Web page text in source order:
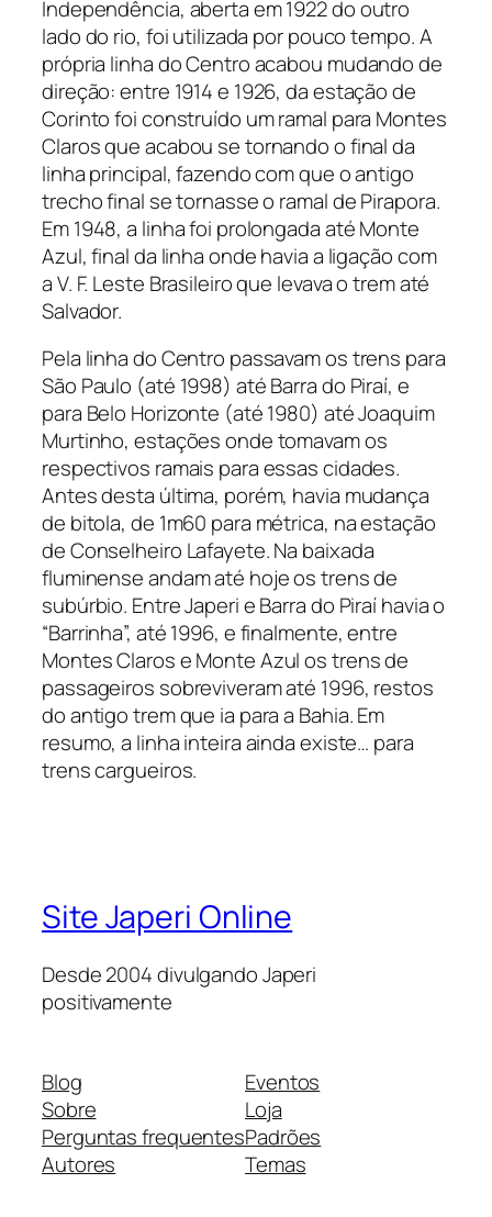
Independência, aberta em 1922 do outro
lado do rio, foi utilizada por pouco tempo. A
própria linha do Centro acabou mudando de
direção: entre 1914 e 1926, da estação de
Corinto foi construído um ramal para Montes
Claros que acabou se tornando o final da
linha principal, fazendo com que o antigo
trecho final se tornasse o ramal de Pirapora.
Em 1948, a linha foi prolongada até Monte
Azul, final da linha onde havia a ligação com
a V. F. Leste Brasileiro que levava o trem até
Salvador.
Pela linha do Centro passavam os trens para
São Paulo (até 1998) até Barra do Piraí, e
para Belo Horizonte (até 1980) até Joaquim
Murtinho, estações onde tomavam os
respectivos ramais para essas cidades.
Antes desta última, porém, havia mudança
de bitola, de 1m60 para métrica, na estação
de Conselheiro Lafayete. Na baixada
fluminense andam até hoje os trens de
subúrbio. Entre Japeri e Barra do Piraí havia o
“Barrinha”, até 1996, e finalmente, entre
Montes Claros e Monte Azul os trens de
passageiros sobreviveram até 1996, restos
do antigo trem que ia para a Bahia. Em
resumo, a linha inteira ainda existe… para
trens cargueiros.
Site Japeri Online
Desde 2004 divulgando Japeri
positivamente
Blog
Sobre
Perguntas frequentes
Autores
Eventos
Loja
Padrões
Temas